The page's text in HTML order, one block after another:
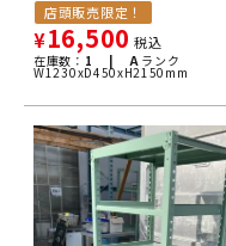
店頭販売限定！
¥16,500 税込
在庫数： 1 | A ランク
W1230xD450xH2150mm